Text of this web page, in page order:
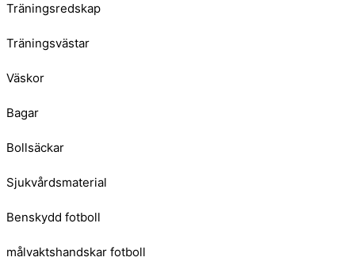
Träningsredskap
Träningsvästar
Väskor
Bagar
Bollsäckar
Sjukvårdsmaterial
Benskydd fotboll
målvaktshandskar fotboll